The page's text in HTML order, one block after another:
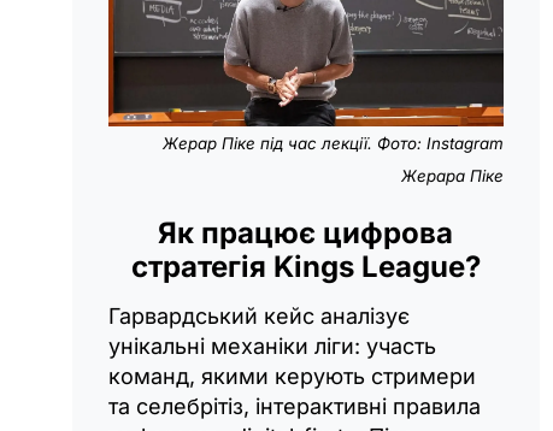
Жерар Піке під час лекції. Фото: Instagram
Жерара Піке
Як працює цифрова
стратегія Kings League?
Гарвардський кейс аналізує
унікальні механіки ліги: участь
команд, якими керують стримери
та селебрітіз, інтерактивні правила